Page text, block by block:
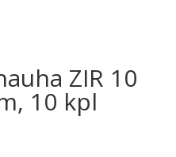
ZIR 10
10 kpl